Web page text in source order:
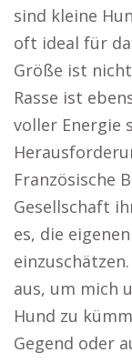
sind kleine
oft ideal für
Größe ist
Rasse ist
voller Energie
Französische
Gesellschaft
es, die
aus, um mich
Hund zu
Gegend oder